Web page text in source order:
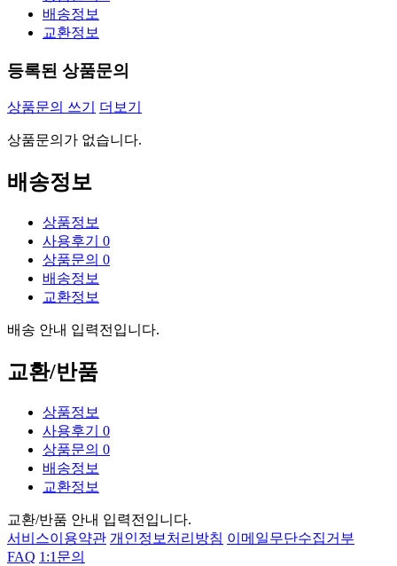
배송정보
교환정보
등록된 상품문의
상품문의 쓰기 더보기
상품문의가 없습니다.
배송정보
상품정보
사용후기 0
상품문의 0
배송정보
교환정보
배송 안내 입력전입니다.
교환/반품
상품정보
사용후기 0
상품문의 0
배송정보
교환정보
교환/반품 안내 입력전입니다.
서비스이용약관 개인정보처리방침 이메일무단수집거부
FAQ 1:1문의